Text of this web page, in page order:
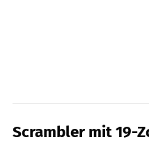
Scrambler mit 19-